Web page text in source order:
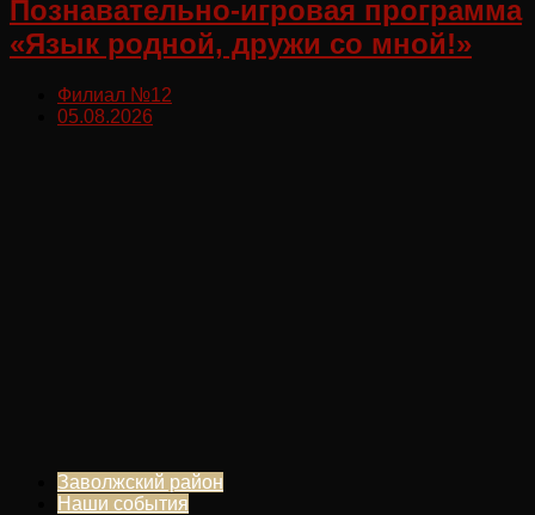
Познавательно-игровая программа
«Язык родной, дружи со мной!»
Филиал №12
05.08.2026
Заволжский район
Наши события